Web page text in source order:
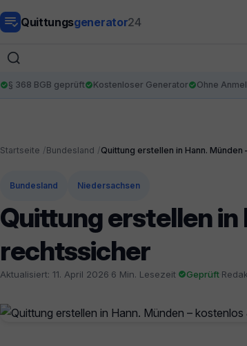
Quittungsgenerator24
§ 368 BGB geprüft Kostenloser Generator Ohne
Startseite Bundesland Quittung erstellen in Hann.
Bundesland Niedersachsen
Quittung erstellen in
rechtssicher
Aktualisiert: 11. April 2026 6 Min. Lesezeit Geprüft